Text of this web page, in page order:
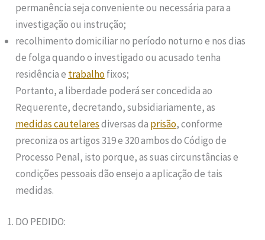
permanência seja conveniente ou necessária para a
investigação ou instrução;
recolhimento domiciliar no período noturno e nos dias
de folga quando o investigado ou acusado tenha
residência e trabalhofixos;
Portanto, a liberdade poderá ser concedida ao
Requerente, decretando, subsidiariamente, as
medidas cautelaresdiversas da prisão, conforme
preconiza os artigos 319 e 320 ambos do Código de
Processo Penal, isto porque, as suas circunstâncias e
condições pessoais dão ensejo a aplicação de tais
medidas.
DO PEDIDO: